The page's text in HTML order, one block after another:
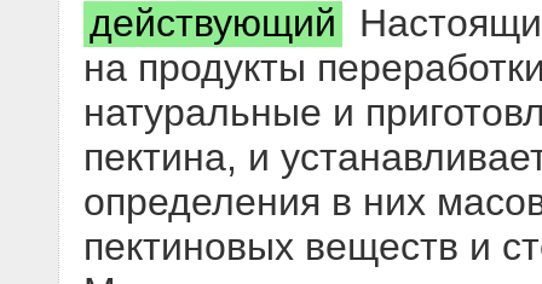
действующий
на продукты
натуральные и
пектина, и
определения в них
пектиновых веществ и